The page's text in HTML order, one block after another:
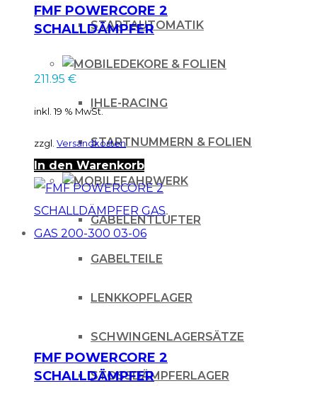
STARTAUTOMATIK
DEKORE & FOLIEN
IHLE-RACING
STARTNUMMERN & FOLIEN
FAHRWERK
GABELENTLÜFTER
GABELTEILE
LENKKOPFLAGER
SCHWINGENLAGERSÄTZE
STOSSDÄMPFERLAGER
FMF POWERCORE 2
SCHALLDÄMPFER
211.95 €
inkl. 19 % MwSt.
zzgl. Versandkosten
In den Warenkorb
FMF POWERCORE 2
SCHALLDÄMPFER